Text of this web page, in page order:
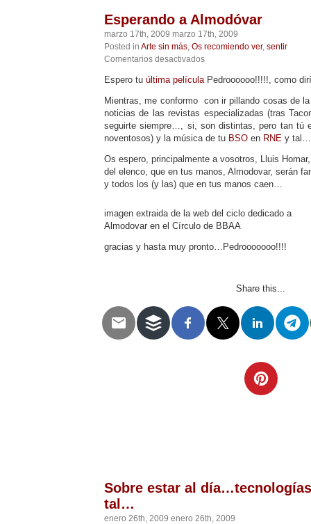
Esperando a Almodóvar
marzo 17th, 2009 marzo 17th, 2009
Posted in Arte sin más Os recomiendo ver, sentir
Comentarios desactivadosen
Espero tu última película Pedroooooo!!!!!, como
Mientras, me conformo con ir pillando cosas de
noticias de las revistas especializadas (tras
seguirte siempre…, si, son distintas, pero tan tú
noventosos) y la música de tu BSO en RNE y tal…
Os espero, principalmente a vosotros, Lluis
del elenco, que en tus manos, Almodovar, serán
y todos los (y las) que en tus manos caen…
imagen extraida de la web del ciclo dedicado a
Almodovar en el Círculo de BBAA
gracias y hasta muy pronto…Pedrooooooo!!!!
Share this...
Sobre estar al
tal…
enero 26th, 2009 enero 26th, 2009